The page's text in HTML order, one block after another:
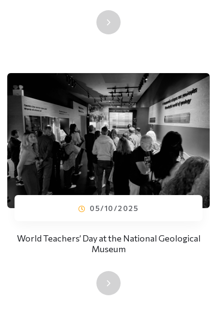
05/10/2025
World Teachers’ Day at the National Geological
Museum